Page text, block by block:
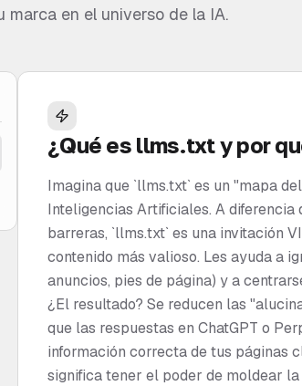
en el universo de la IA.
¿Qué es llms.txt y por
Imagina que `llms.txt` es un "mapa
Inteligencias Artificiales. A diferencia
barreras, `llms.txt` es una invitación
contenido más valioso. Les ayuda a
anuncios, pies de página) y a
¿El resultado? Se reducen las
que las respuestas en ChatGPT o
información correcta de tus páginas
significa tener el poder de moldear